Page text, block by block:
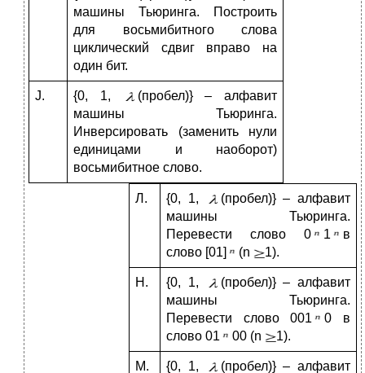
машины Тьюринга. Построить
для восьмибитного слова
циклический сдвиг вправо на
один бит.
J. {0, 1,
(пробел)} – алфавит
машины Тьюринга.
Инверсировать (заменить нули
единицами и наоборот)
восьмибитное слово.
Л. {0, 1,
(пробел)} – алфавит
машины Тьюринга.
Перевести слово 0
1
в
слово [01]
(n 1).
Н. {0, 1,
(пробел)} – алфавит
машины Тьюринга.
Перевести слово 001
0 в
слово 01
00 (n 1).
М. {0, 1,
(пробел)} – алфавит